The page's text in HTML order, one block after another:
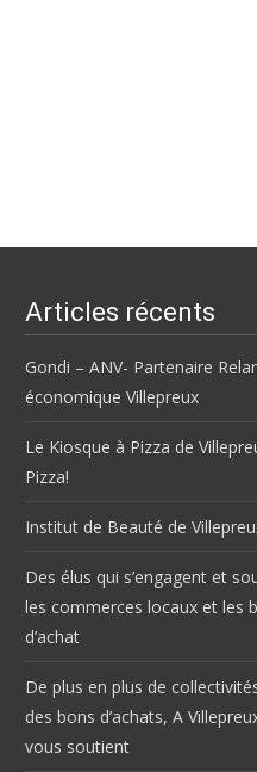
Articles récents
Gondi – ANV- Partenaire
économique Villepreux
Le Kiosque à Pizza de
Pizza!
Institut de Beauté de
Des élus qui s’engagent et
les commerces locaux et les
d’achat
De plus en plus de
des bons d’achats, A
vous soutient